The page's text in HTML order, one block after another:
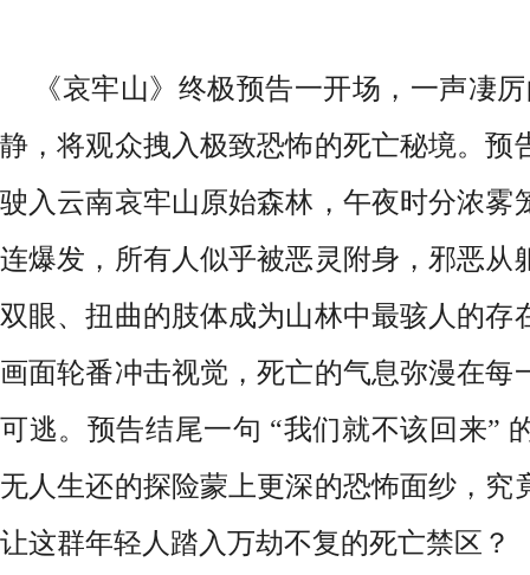
《哀牢山》终极预告一开场，一声凄
静，将观众拽入极致恐怖的死亡秘境。预
驶入云南哀牢山原始森林，午夜时分浓雾
连爆发，所有人似乎被恶灵附身，邪恶从
双眼、扭曲的肢体成为山林中最骇人的存
画面轮番冲击视觉，死亡的气息弥漫在每
可逃。预告结尾一句 “我们就不该回来”
无人生还的探险蒙上更深的恐怖面纱，究
让这群年轻人踏入万劫不复的死亡禁区？